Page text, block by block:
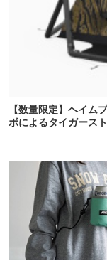
【数量限定】ヘイム
ボによるタイガース